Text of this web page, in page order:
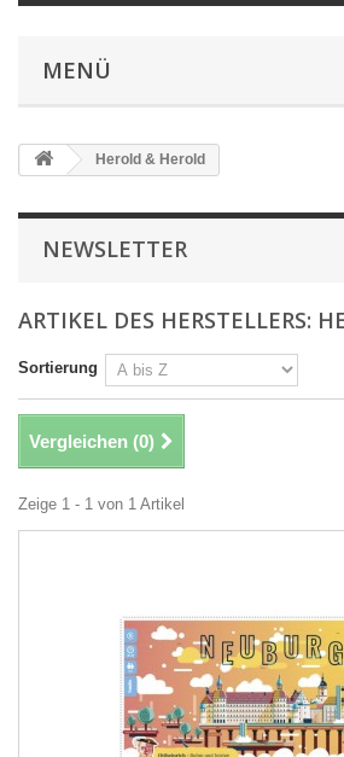
MENÜ
Herold & Herold
NEWSLETTER
ARTIKEL DES HERSTELLERS:
Sortierung
Vergleichen (0)
Zeige 1 - 1 von 1 Artikel